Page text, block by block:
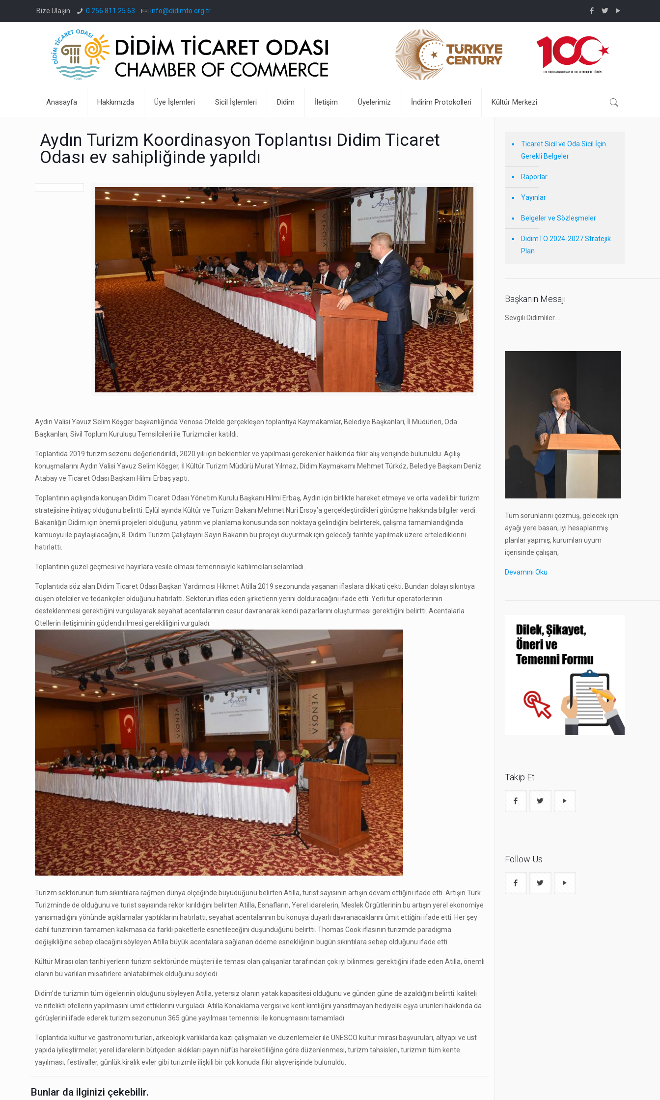
Bize Ulaşın 0 256 811 25 63 info@didimto.org.tr
Anasayfa Hakkımızda Üye İşlemleri Sicil İşlemleri Didim İletişim Üyelerimiz İndirim Protokolleri Kültür Merkezi
Aydın Turizm Koordinasyon Toplantısı Didim Ticaret
Odası ev sahipliğinde yapıldı
Aydın Valisi Yavuz Selim Köşger başkanlığında Venosa Otelde gerçekleşen toplantıya Kaymakamlar, Belediye Başkanları, İl Müdürleri, Oda
Başkanları, Sivil Toplum Kuruluşu Temsilcileri ile Turizmciler katıldı.
Toplantıda 2019 turizm sezonu değerlendirildi, 2020 yılı için beklentiler ve yapılması gerekenler hakkında fikir alış verişinde bulunuldu. Açılış
konuşmalarını Aydın Valisi Yavuz Selim Köşger, İl Kültür Turizm Müdürü Murat Yılmaz, Didim Kaymakamı Mehmet Türköz, Belediye Başkanı Deniz
Atabay ve Ticaret Odası Başkanı Hilmi Erbaş yaptı.
Toplantının açılışında konuşan Didim Ticaret Odası Yönetim Kurulu Başkanı Hilmi Erbaş, Aydın için birlikte hareket etmeye ve orta vadeli bir turizm
stratejisine ihtiyaç olduğunu belirtti. Eylül ayında Kültür ve Turizm Bakanı Mehmet Nuri Ersoy’a gerçekleştirdikleri görüşme hakkında bilgiler verdi.
Bakanlığın Didim için önemli projeleri olduğunu, yatırım ve planlama konusunda son noktaya gelindiğini belirterek, çalışma tamamlandığında
kamuoyu ile paylaşılacağını, 8. Didim Turizm Çalıştayını Sayın Bakanın bu projeyi duyurmak için geleceği tarihte yapılmak üzere ertelediklerini
hatırlattı.
Toplantının güzel geçmesi ve hayırlara vesile olması temennisiyle katılımcıları selamladı.
Toplantıda söz alan Didim Ticaret Odası Başkan Yardımcısı Hikmet Atilla 2019 sezonunda yaşanan iflaslara dikkati çekti. Bundan dolayı sıkıntıya
düşen otelciler ve tedarikçiler olduğunu hatırlattı. Sektörün iflas eden şirketlerin yerini dolduracağını ifade etti. Yerli tur operatörlerinin
desteklenmesi gerektiğini vurgulayarak seyahat acentalarının cesur davranarak kendi pazarlarını oluşturması gerektiğini belirtti. Acentalarla
Otellerin iletişiminin güçlendirilmesi gerekliliğini vurguladı.
Turizm sektörünün tüm sıkıntılara rağmen dünya ölçeğinde büyüdüğünü belirten Atilla, turist sayısının artışın devam ettiğini ifade etti. Artışın Türk
Turizminde de olduğunu ve turist sayısında rekor kırıldığını belirten Atilla, Esnafların, Yerel idarelerin, Meslek Örgütlerinin bu artışın yerel ekonomiye
yansımadığını yönünde açıklamalar yaptıklarını hatırlattı, seyahat acentalarının bu konuya duyarlı davranacaklarını ümit ettiğini ifade etti. Her şey
dahil turizminin tamamen kalkmasa da farklı paketlerle esnetileceğini düşündüğünü belirtti. Thomas Cook iflasının turizmde paradigma
değişikliğine sebep olacağını söyleyen Atilla büyük acentalara sağlanan ödeme esnekliğinin bugün sıkıntılara sebep olduğunu ifade etti.
Kültür Mirası olan tarihi yerlerin turizm sektöründe müşteri ile teması olan çalışanlar tarafından çok iyi bilinmesi gerektiğini ifade eden Atilla, önemli
olanın bu varlıları misafirlere anlatabilmek olduğunu söyledi.
Didim’de turizmin tüm ögelerinin olduğunu söyleyen Atilla, yetersiz olanın yatak kapasitesi olduğunu ve günden güne de azaldığını belirtti. kaliteli
ve nitelikti otellerin yapılmasını ümit ettiklerini vurguladı. Atilla Konaklama vergisi ve kent kimliğini yansıtmayan hediyelik eşya ürünleri hakkında da
görüşlerini ifade ederek turizm sezonunun 365 güne yayılması temennisi ile konuşmasını tamamladı.
Toplantıda kültür ve gastronomi turları, arkeolojik varlıklarda kazı çalışmaları ve düzenlemeler ile UNESCO kültür mirası başvuruları, altyapı ve üst
yapıda iyileştirmeler, yerel idarelerin bütçeden aldıkları payın nüfüs hareketliliğine göre düzenlenmesi, turizm tahsisleri, turizmin tüm kente
yayılması, festivaller, günlük kiralık evler gibi turizmle ilişkili bir çok konuda fikir alışverişinde bulunuldu.
Bunlar da ilginizi çekebilir.
Ticaret Sicil ve Oda Sicil İçin
Gerekli Belgeler
Raporlar
Yayınlar
Belgeler ve Sözleşmeler
DidimTO 2024-2027 Stratejik
Plan
Başkanın Mesajı
Sevgili Didimliler….
Tüm sorunlarını çözmüş, gelecek için
ayağı yere basan, iyi hesaplanmış
planlar yapmış, kurumları uyum
içerisinde çalışan,
Devamını Oku
Takip Et
Follow Us